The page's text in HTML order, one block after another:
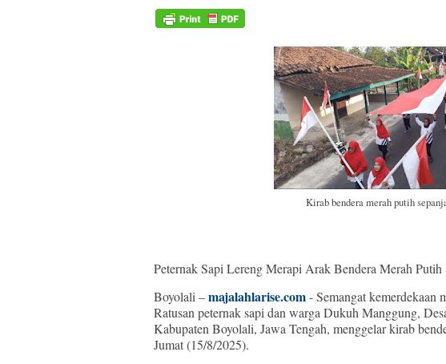
Kirab bendera merah putih
Peternak Sapi Lereng Merapi Arak Bendera Merah
Boyolali –majalahlarise.com- Semangat kemerdekaan
Ratusan peternak sapi dan warga Dukuh Manggung,
Kabupaten Boyolali, Jawa Tengah, menggelar kirab
Jumat (15/8/2025).